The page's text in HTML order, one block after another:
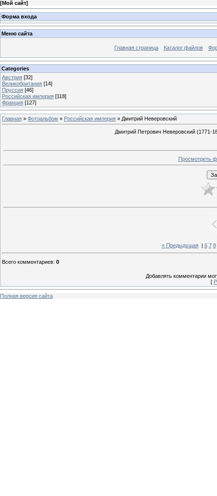
[Мой сайт]
Форма входа
Меню сайта
Главная страница Каталог файлов
Categories
Австрия [32]
Великобритания [14]
Пруссия [46]
Российская империя [118]
Франция [127]
Главная » Фотоальбом » Российская империя » Дмитрий Неверовский
Дмитрий Петрович Неверовский (1771-
Просмотреть
« Предыдущая| 6 7 8
Всего комментариев: 0
Добавлять комментарии
[
Полная версия сайта